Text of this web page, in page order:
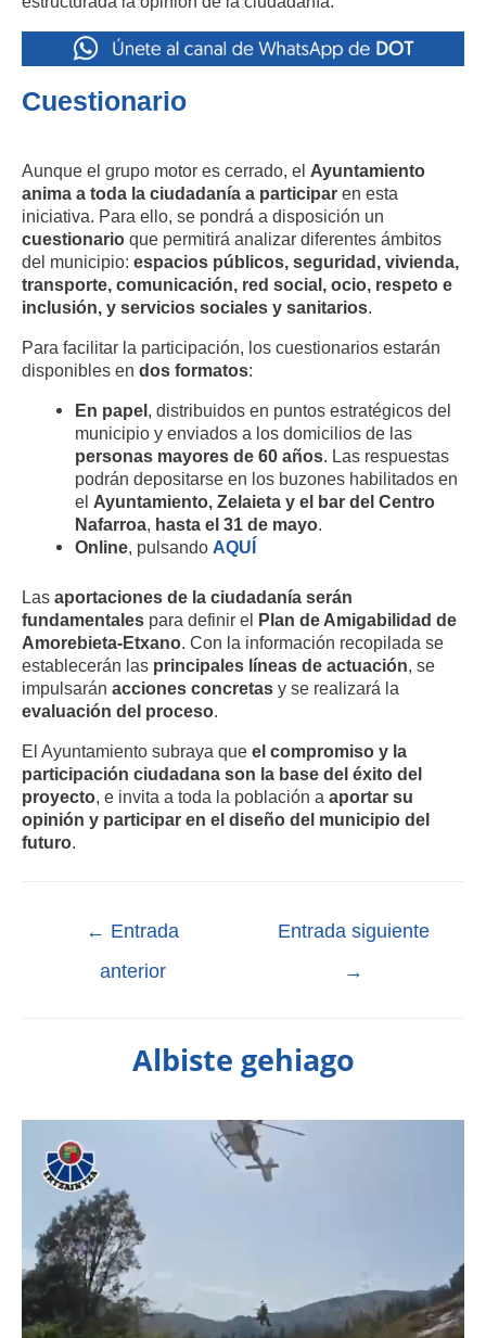
Cuestionario
Aunque el grupo motor es cerrado, el Ayuntamiento
anima a toda la ciudadanía a participar en esta
iniciativa. Para ello, se pondrá a disposición un
cuestionario que permitirá analizar diferentes ámbitos
del municipio: espacios públicos, seguridad, vivienda,
transporte, comunicación, red social, ocio, respeto e
inclusión, y servicios sociales y sanitarios.
Para facilitar la participación, los cuestionarios estarán
disponibles en dos formatos:
En papel , distribuidos en puntos estratégicos del
municipio y enviados a los domicilios de las
personas mayores de 60 años. Las respuestas
podrán depositarse en los buzones habilitados en
el Ayuntamiento, Zelaieta y el bar del Centro
Nafarroa, hasta el 31 de mayo.
Online, pulsando AQUÍ
Las aportaciones de la ciudadanía serán
fundamentales para definir el Plan de Amigabilidad de
Amorebieta-Etxano. Con la información recopilada se
establecerán las principales líneas de actuación, se
impulsarán acciones concretas y se realizará la
evaluación del proceso.
El Ayuntamiento subraya que el compromiso y la
participación ciudadana son la base del éxito del
proyecto, e invita a toda la población a aportar su
opinión y participar en el diseño del municipio del
futuro.
← Entrada
anterior
Entrada siguiente
→
Albiste gehiago